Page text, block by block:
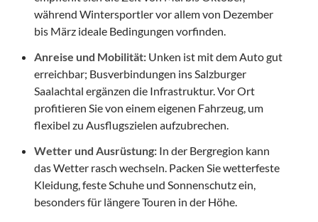
während Wintersportler vor allem von Dezember
bis März ideale Bedingungen vorfinden.
Anreise und Mobilität: Unken ist mit dem Auto gut
erreichbar; Busverbindungen ins Salzburger
Saalachtal ergänzen die Infrastruktur. Vor Ort
profitieren Sie von einem eigenen Fahrzeug, um
flexibel zu Ausflugszielen aufzubrechen.
Wetter und Ausrüstung: In der Bergregion kann
das Wetter rasch wechseln. Packen Sie wetterfeste
Kleidung, feste Schuhe und Sonnenschutz ein,
besonders für längere Touren in der Höhe.